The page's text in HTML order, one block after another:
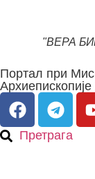
"ВЕРА
Портал при
Претрага